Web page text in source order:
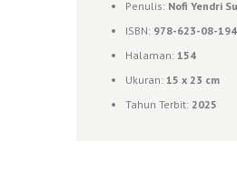
Penulis: Nofi Yendri
ISBN: 978-623-08-
Halaman: 154
Ukuran: 15 x 23 cm
Tahun Terbit: 2025